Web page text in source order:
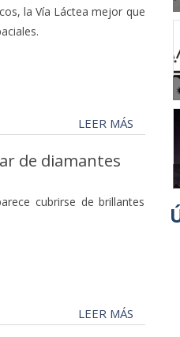
la Vía Láctea mejor que
LEER MÁS
de diamantes
cubrirse de brillantes
LEER MÁS